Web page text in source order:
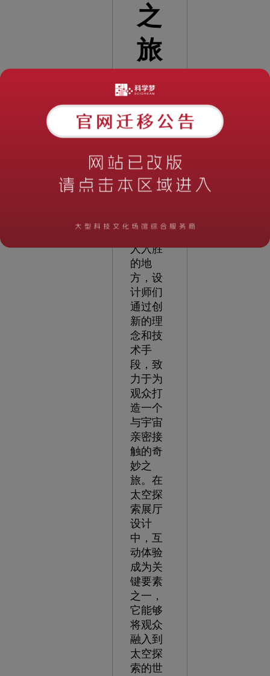
之
旅
数：
间：
2023-
06-06
10:52:05
太
展厅是
人入胜
的地
方，设
计师们
通过创
新的理
念和技
术手
段，致
力于为
观众打
造一个
与宇宙
亲密接
触的奇
妙之
旅。在
太空探
索展厅
设计
中，互
动体验
成为关
键要素
之一，
它能够
将观众
融入到
太空探
索的世